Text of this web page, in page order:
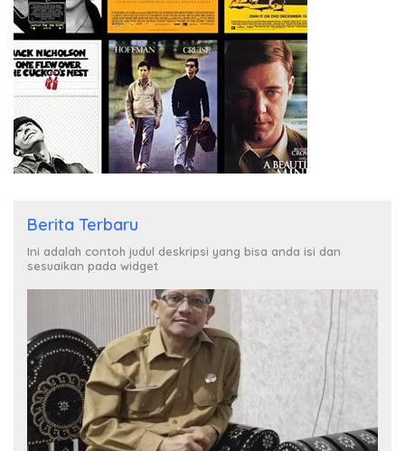
Berita Terbaru
Ini adalah contoh judul deskripsi yang bisa anda isi dan
sesuaikan pada widget